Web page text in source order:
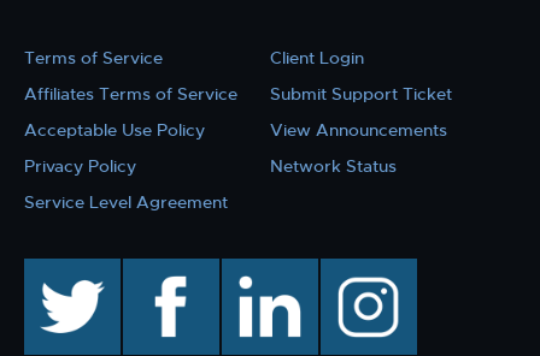
Terms of Service
Affiliates Terms of Service
Acceptable Use Policy
Privacy Policy
Service Level Agreement
Client Login
Submit Support Ticket
View Announcements
Network Status
facebook linkedin instagram